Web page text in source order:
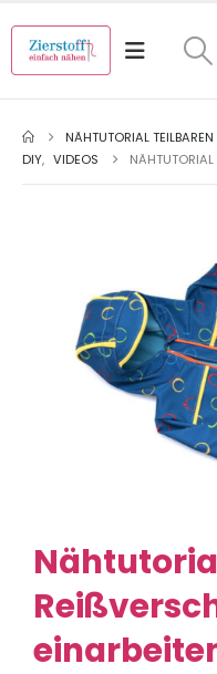
NÄHTUTORIAL TEILBAREN
DIY, VIDEOS NÄHTUTORIAL